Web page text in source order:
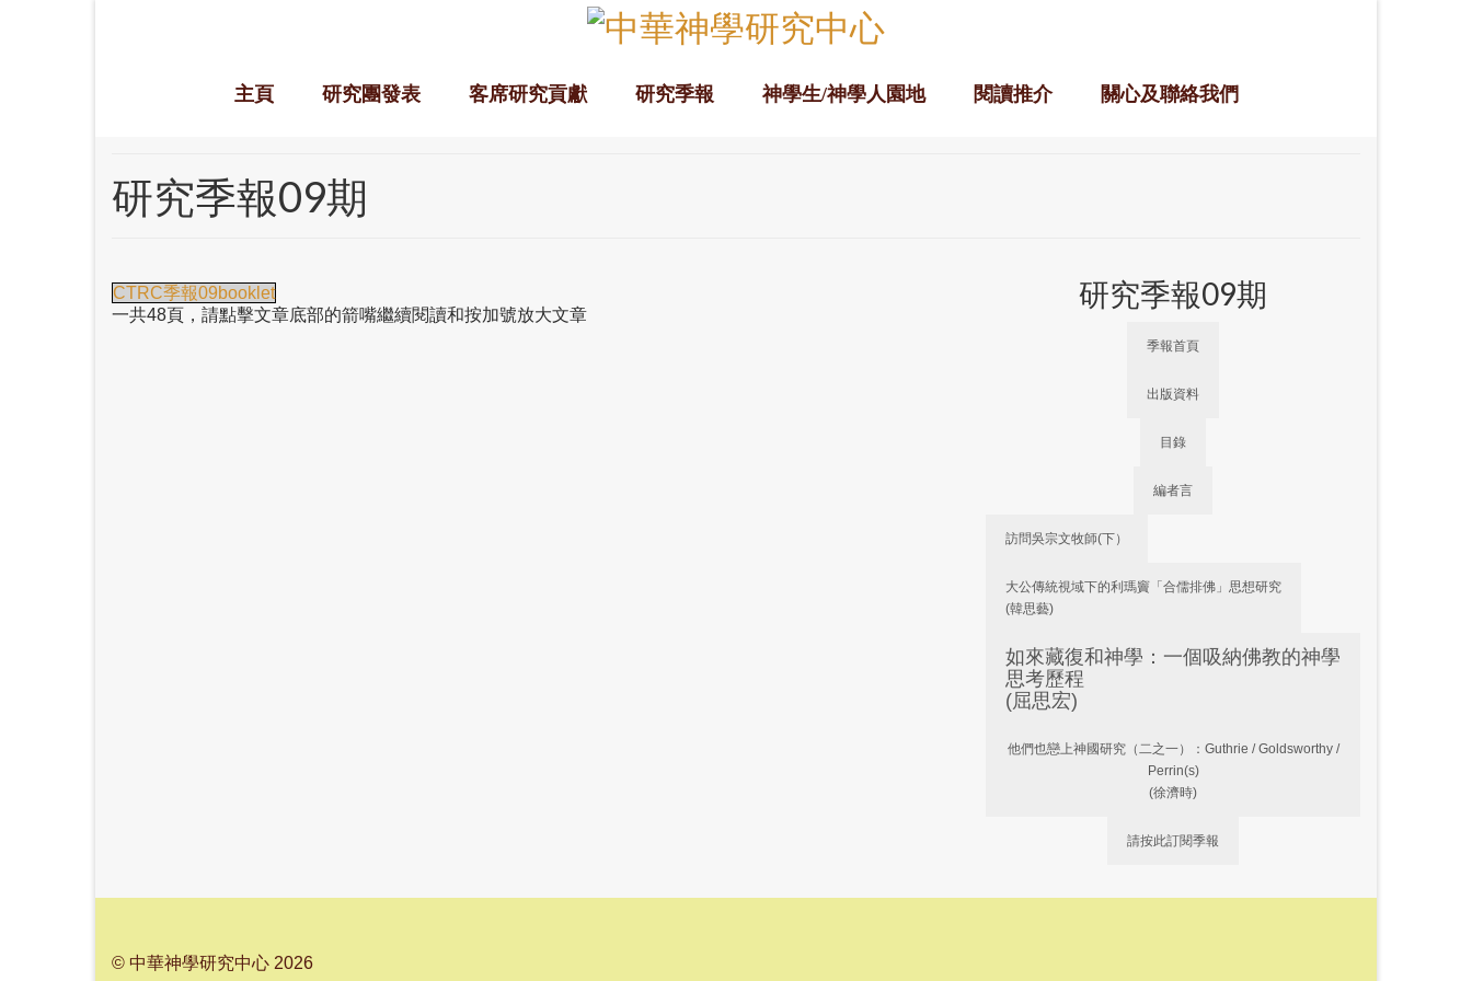
主頁 研究團發表 客席研究貢獻 研究季報 神學生/神學人園地 閱讀推介 關心及聯絡我們
研究季報09期
CTRC季報09booklet
一共48頁，請點擊文章底部的箭嘴繼續閱讀和按加號放大文章
研究季報09期
季報首頁
出版資料
目錄
編者言
訪問吳宗文牧師(下）
大公傳統視域下的利瑪竇「合儒排佛」思想研究
(韓思藝)
如來藏復和神學：一個吸納佛教的神學
思考歷程
(屈思宏)
他們也戀上神國研究（二之一）：Guthrie / Goldsworthy /
Perrin(s)
(徐濟時)
請按此訂閱季報
© 中華神學研究中心 2026